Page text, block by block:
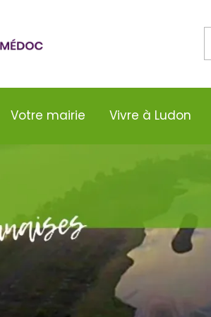
Votre mairie Vivre à Ludon